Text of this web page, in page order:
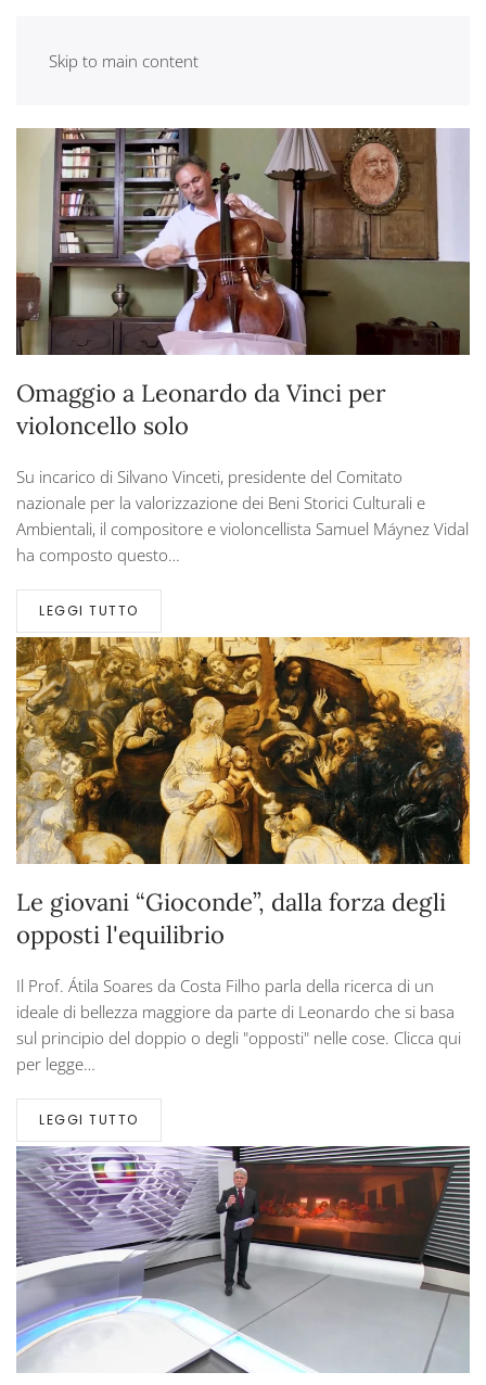
Skip to main content
Omaggio a Leonardo da Vinci per
violoncello solo
Su incarico di Silvano Vinceti, presidente del Comitato
nazionale per la valorizzazione dei Beni Storici Culturali e
Ambientali, il compositore e violoncellista Samuel Máynez Vidal
ha composto questo…
LEGGI TUTTO
Le giovani “Gioconde”, dalla forza degli
opposti l'equilibrio
Il Prof. Átila Soares da Costa Filho parla della ricerca di un
ideale di bellezza maggiore da parte di Leonardo che si basa
sul principio del doppio o degli "opposti" nelle cose. Clicca qui
per legge…
LEGGI TUTTO